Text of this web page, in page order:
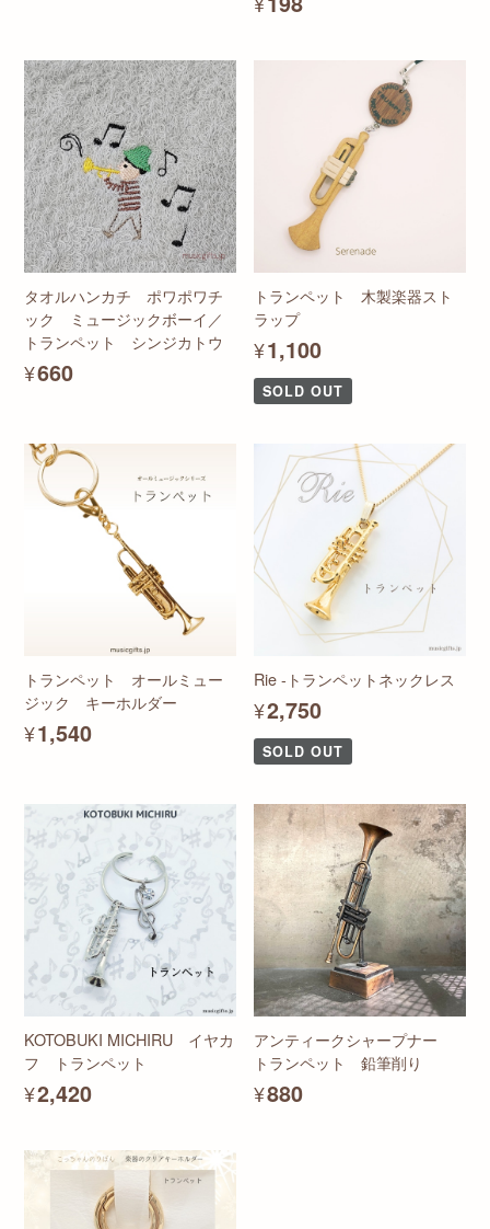
タオルハンカチ ポワポワチ
ック ミュージックボーイ／
トランペット シンジカトウ
¥660
トランペット 木製楽器スト
ラップ
¥1,100
SOLD OUT
トランペット オールミュー
ジック キーホルダー
¥1,540
Rie -トランペットネックレス
¥2,750
SOLD OUT
KOTOBUKI MICHIRU イヤカ
フ トランペット
¥2,420
アンティークシャープナー
トランペット 鉛筆削り
¥880